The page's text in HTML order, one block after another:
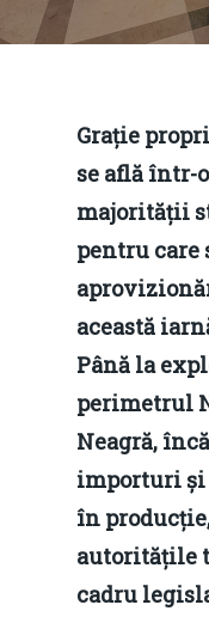
Grație
se află într-
majorității
pentru care
această
Până la
perimetrul
Neagră,
importuri și
în
autoritățile
cadru